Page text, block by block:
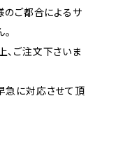
のご都合によるサ
、ご注文下さいま
急に対応させて頂